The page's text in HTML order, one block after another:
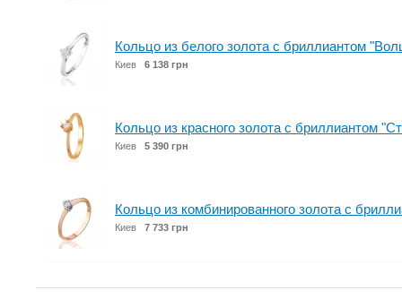
Кольцо из белого золота с бриллиантом
Киев 6 138 грн
Кольцо из красного золота с бриллиантом
Киев 5 390 грн
Кольцо из комбинированного золота с
Киев 7 733 грн